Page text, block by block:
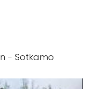
- Sotkamo